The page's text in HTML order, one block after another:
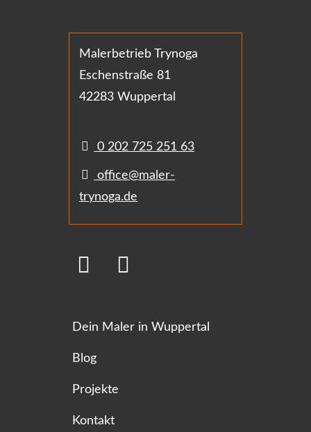
Malerbetrieb Trynoga
Eschenstraße 81
42283 Wuppertal
0 202 725 251 63
office@maler-
trynoga.de
Dein Maler in Wuppertal
Blog
Projekte
Kontakt